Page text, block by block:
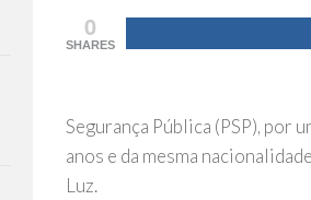
0
SHARES
Segurança Pública (PSP), por
anos e da mesma
Luz.